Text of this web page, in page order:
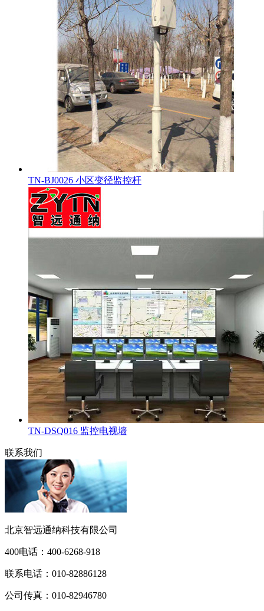
TN-BJ0026 小区变径监控杆
TN-DSQ016 监控电视墙
联系我们
北京智远通纳科技有限公司
400电话： 400-6268-918
联系电话： 010-82886128
公司传真： 010-82946780